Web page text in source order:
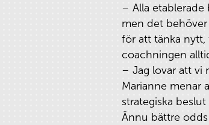
– Alla etablerade
men det
för att tänka nytt,
coachningen
– Jag lovar att vi
Marianne menar
strategiska
Ännu bättre